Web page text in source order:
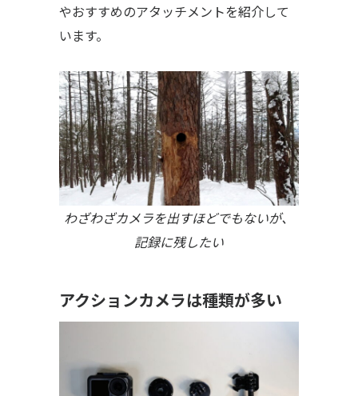
やおすすめのアタッチメントを紹介して
います。
わざわざカメラを出すほどでもないが、
記録に残したい
アクションカメラは種類が多い